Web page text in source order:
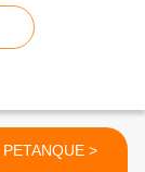
RAPPEL PETANQUE >